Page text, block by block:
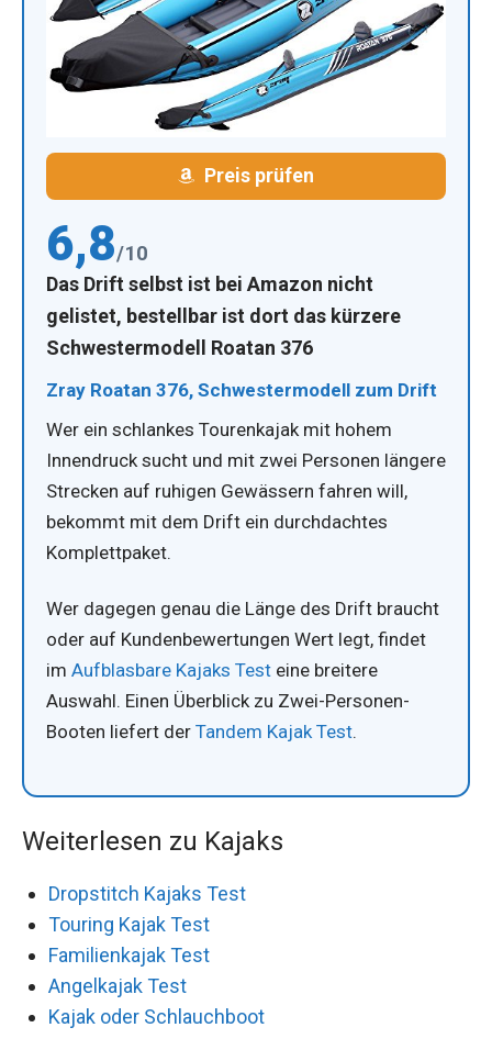
Preis prüfen
6,8/10
Das Drift selbst ist bei Amazon nicht
gelistet, bestellbar ist dort das kürzere
Schwestermodell Roatan 376
Zray Roatan 376, Schwestermodell zum Drift
Wer ein schlankes Tourenkajak mit hohem
Innendruck sucht und mit zwei Personen längere
Strecken auf ruhigen Gewässern fahren will,
bekommt mit dem Drift ein durchdachtes
Komplettpaket.
Wer dagegen genau die Länge des Drift braucht
oder auf Kundenbewertungen Wert legt, findet
im Aufblasbare Kajaks Test eine breitere
Auswahl. Einen Überblick zu Zwei-Personen-
Booten liefert der Tandem Kajak Test.
Weiterlesen zu Kajaks
Dropstitch Kajaks Test
Touring Kajak Test
Familienkajak Test
Angelkajak Test
Kajak oder Schlauchboot